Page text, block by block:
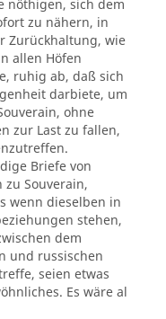
nöthigen, sich dem
zu nähern, in
Zurückhaltung, wie
allen Höfen
ruhig ab, daß sich
darbiete, um
ohne
zur Last zu fallen,
Briefe von
zu Souverain,
wenn dieselben in
stehen,
dem
und russischen
seien etwas
Es wäre al